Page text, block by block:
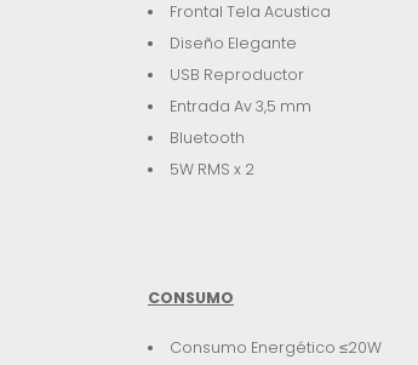
Frontal Tela Acustica
Diseño Elegante
USB Reproductor
Entrada Av 3,5 mm
Bluetooth
5W RMS x 2
CONSUMO
Consumo Energético ≤20W